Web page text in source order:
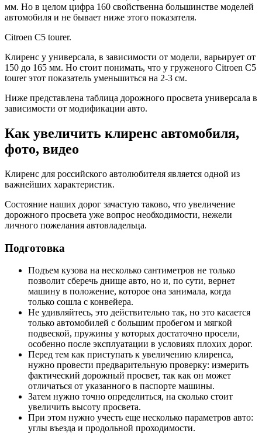
мм. Но в целом цифра 160 свойственна большинстве моделей
автомобиля и не бывает ниже этого показателя.
Citroen C5 tourer.
Клиренс у универсала, в зависимости от модели, варьирует от
150 до 165 мм. Но стоит понимать, что у груженого Citroen C5
tourer этот показатель уменьшиться на 2-3 см.
Ниже представлена таблица дорожного просвета универсала в
зависимости от модификации авто.
Как увеличить клиренс автомобиля,
фото, видео
Клиренс для российского автолюбителя является одной из
важнейших характеристик.
Состояние наших дорог зачастую таково, что увеличение
дорожного просвета уже вопрос необходимости, нежели
личного пожелания автовладельца.
Подготовка
Подъем кузова на несколько сантиметров не только
позволит сберечь днище авто, но и, по сути, вернет
машину в положение, которое она занимала, когда
только сошла с конвейера.
Не удивляйтесь, это действительно так, но это касается
только автомобилей с большим пробегом и мягкой
подвеской, пружины у которых достаточно просели,
особенно после эксплуатации в условиях плохих дорог.
Перед тем как приступать к увеличению клиренса,
нужно провести предварительную проверку: измерить
фактический дорожный просвет, так как он может
отличаться от указанного в паспорте машины.
Затем нужно точно определиться, на сколько стоит
увеличить высоту просвета.
При этом нужно учесть еще несколько параметров авто:
углы въезда и продольной проходимости.